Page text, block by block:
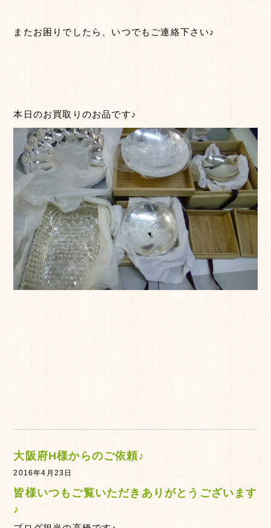
またお困りでしたら、いつでもご連絡下さい♪
本日のお買取りのお品です♪
大阪府H様からのご依頼♪
2016年4月23日
皆様いつもご覧いただきありがとうございます
♪